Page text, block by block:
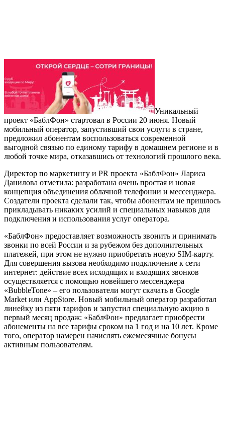
Уникальный
проект «БаблФон» стартовал в России 20 июня. Новый
мобильный оператор, запустивший свои услуги в стране,
предложил абонентам воспользоваться современной
выгодной связью по единому тарифу в домашнем регионе и в
любой точке мира, отказавшись от технологий прошлого века.
Директор по маркетингу и PR проекта «БаблФон» Лариса
Данилова отметила: разработана очень простая и новая
концепция объединения облачной телефонии и мессенджера.
Создатели проекта сделали так, чтобы абонентам не пришлось
прикладывать никаких усилий и специальных навыков для
подключения и использования услуг оператора.
«БаблФон» предоставляет возможность звонить и принимать
звонки по всей России и за рубежом без дополнительных
платежей, при этом не нужно приобретать новую SIM-карту.
Для совершения вызова необходимо подключение к сети
интернет: действие всех исходящих и входящих звонков
осуществляется с помощью новейшего мессенджера
«BubbleTone» – его пользователи могут скачать в Google
Market или AppStore. Новый мобильный оператор разработал
линейку из пяти тарифов и запустил специальную акцию в
первый месяц продаж: «БаблФон» предлагает приобрести
абонементы на все тарифы сроком на 1 год и на 10 лет. Кроме
того, оператор намерен начислять ежемесячные бонусы
активным пользователям.